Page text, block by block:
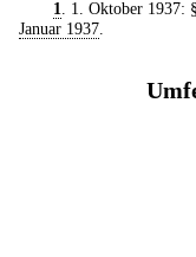
1
. 1. Oktober 1937:
Januar 1937